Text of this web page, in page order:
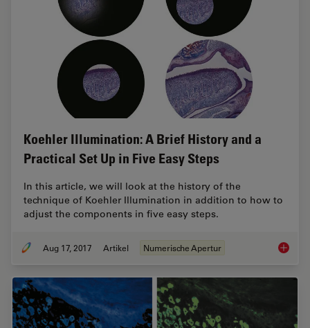
Koehler Illumination: A Brief History and a
Practical Set Up in Five Easy Steps
In this article, we will look at the history of the
technique of Koehler Illumination in addition to how to
adjust the components in five easy steps.
Aug 17, 2017 Artikel Numerische Apertur